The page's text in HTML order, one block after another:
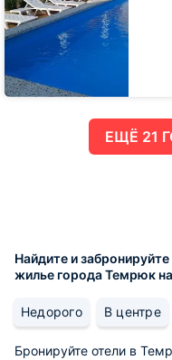
Найдите и
жилье города Темрюк
Недорого В центре
Бронируйте отели в